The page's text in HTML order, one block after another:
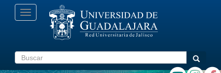
Pasar
Toggle
navigation
Buscar Buscar